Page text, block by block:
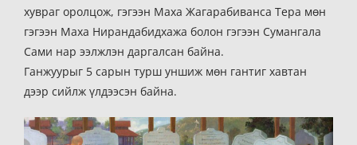
хувраг оролцож, гэгээн Маха Жагарабиванса Тера мөн
гэгээн Маха Нирандабидхажа болон гэгээн Сумангала
Сами нар ээлжлэн даргалсан байна.
Ганжуурыг 5 сарын турш уншиж мөн гантиг хавтан
дээр сийлж үлдээсэн байна.